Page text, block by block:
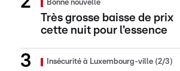
Bonne nouvelle
Très grosse baisse de prix
cette nuit pour l'essence
Insécurité à Luxembourg-ville (2/3)